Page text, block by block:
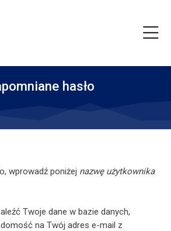
hasło
wprowadź poniżej nazwę użytkownika
Twoje dane w bazie danych,
na Twój adres e-mail z